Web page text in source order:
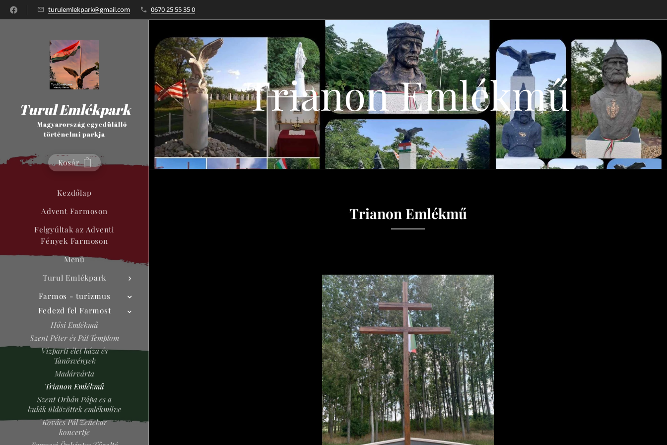
turulemlekpark@gmail.com 0670 25 55 35 0
Turul Emlékpark
Magyarország egyedülálló
történelmi parkja
Kosár
Kezdőlap
Advent Farmoson
Felgyúltak az Adventi
Fények Farmoson
Menü
Turul Emlékpark
Farmos - turizmus
Fedezd fel Farmost
Hősi Emlékmű
Szent Péter és Pál Templom
Vízparti élet háza és
Tanösvények
Madárvárta
Trianon Emlékmű
Szent Orbán Pápa es a
kulák üldözöttek emlékműve
Kovács Pál Zenekar
koncertje
Trianon Emlékmű
Trianon Emlékmű